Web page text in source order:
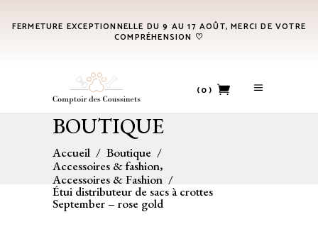
FERMETURE EXCEPTIONNELLE DU 9 AU 17 AOÛT, MERCI DE VOTRE
COMPRÉHENSION ♡
(0)
No products in the cart.
BOUTIQUE
Accueil / Boutique /
Accessoires & fashion,
Accessoires & Fashion /
Étui distributeur de sacs à crottes
September – rose gold